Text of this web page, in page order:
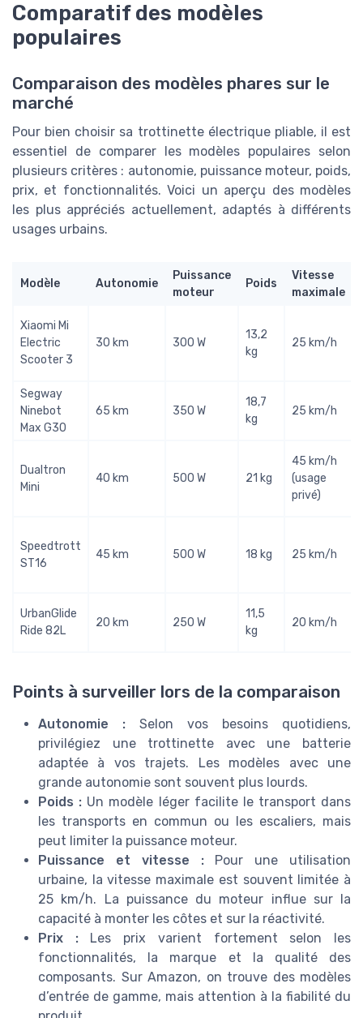
Comparatif des modèles
populaires
Comparaison des modèles phares sur le
marché
Pour bien choisir sa trottinette électrique pliable, il est
essentiel de comparer les modèles populaires selon
plusieurs critères : autonomie, puissance moteur, poids,
prix, et fonctionnalités. Voici un aperçu des modèles
les plus appréciés actuellement, adaptés à différents
usages urbains.
Modèle Autonomie
Puissance
moteur
Poids
Vitesse
maximale
Xiaomi Mi
Electric
Scooter 3
30 km 300 W
13,2
kg
25 km/h
Segway
Ninebot
Max G30
65 km 350 W
18,7
kg
25 km/h
Dualtron
Mini
40 km 500 W 21 kg
45 km/h
(usage
privé)
Speedtrott
ST16
45 km 500 W 18 kg 25 km/h
UrbanGlide
Ride 82L
20 km 250 W
11,5
kg
20 km/h
Points à surveiller lors de la comparaison
Autonomie : Selon vos besoins quotidiens,
privilégiez une trottinette avec une batterie
adaptée à vos trajets. Les modèles avec une
grande autonomie sont souvent plus lourds.
Poids : Un modèle léger facilite le transport dans
les transports en commun ou les escaliers, mais
peut limiter la puissance moteur.
Puissance et vitesse :Pour une utilisation
urbaine, la vitesse maximale est souvent limitée à
25 km/h. La puissance du moteur influe sur la
capacité à monter les côtes et sur la réactivité.
Prix :Les prix varient fortement selon les
fonctionnalités, la marque et la qualité des
composants. Sur Amazon, on trouve des modèles
d’entrée de gamme, mais attention à la fiabilité du